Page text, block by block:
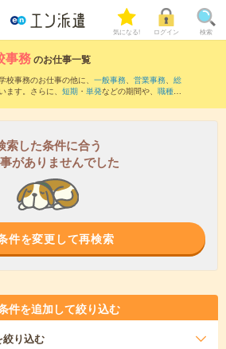
気になる! ログイン 検索
事務のお仕事一覧
事務のお仕事の他に、 一般事務、 営業事務、 総
ます。さらに、 短期 ・ 単発などの期間や、 職種未
索した条件に合う
がありませんでした
件を変更して再検索
件を追加して絞り込む
り込む